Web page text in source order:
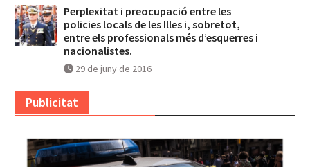
Perplexitat i preocupació entre les
policies locals de les Illes i, sobretot,
entre els professionals més d’esquerres i
nacionalistes.
29 de juny de 2016
Publicitat